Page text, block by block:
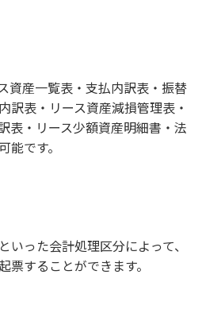
資産一覧表・支払内訳表・振替
訳表・リース資産減損管理表・
表・リース少額資産明細書・法
能です。
いった会計処理区分によって、
することができます。